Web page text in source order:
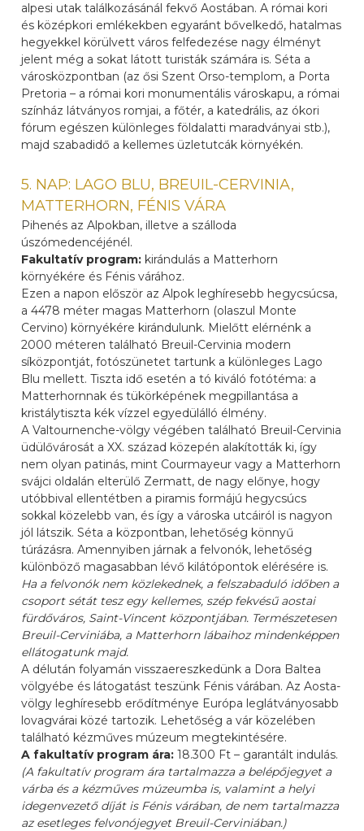
alpesi utak találkozásánál fekvő Aostában. A római kori
és középkori emlékekben egyaránt bővelkedő, hatalmas
hegyekkel körülvett város felfedezése nagy élményt
jelent még a sokat látott turisták számára is. Séta a
városközpontban (az ősi Szent Orso-templom, a Porta
Pretoria – a római kori monumentális városkapu, a római
színház látványos romjai, a főtér, a katedrális, az ókori
fórum egészen különleges földalatti maradványai stb.),
majd szabadidő a kellemes üzletutcák környékén.
5. NAP: LAGO BLU, BREUIL-CERVINIA,
MATTERHORN, FÉNIS VÁRA
Pihenés az Alpokban, illetve a szálloda
úszómedencéjénél.
Fakultatív program: kirándulás a Matterhorn
környékére és Fénis várához.
Ezen a napon először az Alpok leghíresebb hegycsúcsa,
a 4478 méter magas Matterhorn (olaszul Monte
Cervino) környékére kirándulunk. Mielőtt elérnénk a
2000 méteren található Breuil-Cervinia modern
síközpontját, fotószünetet tartunk a különleges Lago
Blu mellett. Tiszta idő esetén a tó kiváló fotótéma: a
Matterhornnak és tükörképének megpillantása a
kristálytiszta kék vízzel egyedülálló élmény.
A Valtournenche-völgy végében található Breuil-Cervinia
üdülővárosát a XX. század közepén alakították ki, így
nem olyan patinás, mint Courmayeur vagy a Matterhorn
svájci oldalán elterülő Zermatt, de nagy előnye, hogy
utóbbival ellentétben a piramis formájú hegycsúcs
sokkal közelebb van, és így a városka utcáiról is nagyon
jól látszik. Séta a központban, lehetőség könnyű
túrázásra. Amennyiben járnak a felvonók, lehetőség
különböző magasabban lévő kilátópontok elérésére is.
Ha a felvonók nem közlekednek, a felszabaduló időben a
csoport sétát tesz egy kellemes, szép fekvésű aostai
fürdőváros, Saint-Vincent központjában. Természetesen
Breuil-Cerviniába, a Matterhorn lábaihoz mindenképpen
ellátogatunk majd.
A délután folyamán visszaereszkedünk a Dora Baltea
völgyébe és látogatást teszünk Fénis várában. Az Aosta-
völgy leghíresebb erődítménye Európa leglátványosabb
lovagvárai közé tartozik. Lehetőség a vár közelében
található kézműves múzeum megtekintésére.
A fakultatív program ára:18.300 Ft – garantált indulás.
(A fakultatív program ára tartalmazza a belépőjegyet a
várba és a kézműves múzeumba is, valamint a helyi
idegenvezető díját is Fénis várában, de nem tartalmazza
az esetleges felvonójegyet Breuil-Cerviniában.)